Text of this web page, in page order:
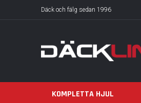
Däck och fälg sedan 1996
KOMPLETTA HJUL